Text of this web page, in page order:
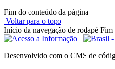
Fim do conteúdo da página
Voltar para o topo
Início da navegação de rodapé Fim
Desenvolvido com o CMS de